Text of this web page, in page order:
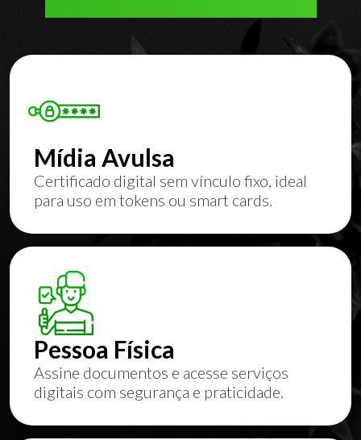
Mídia Avulsa
Certificado digital sem vínculo fixo, ideal
para uso em tokens ou smart cards.
Pessoa Física
Assine documentos e acesse serviços
digitais com segurança e praticidade.